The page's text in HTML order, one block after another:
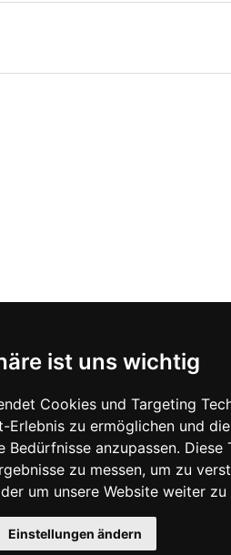
ist uns wichtig
Cookies und Targeting
Erlebnis zu ermöglichen und
Bedürfnisse anzupassen.
zu messen, um zu
um unsere Website weiter
Einstellungen ändern